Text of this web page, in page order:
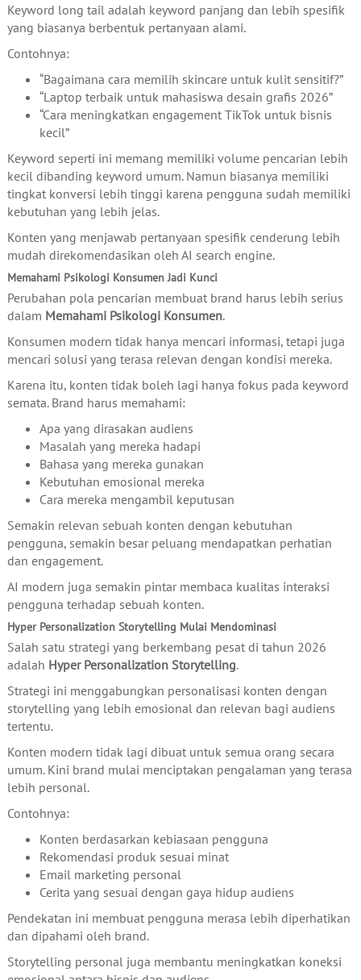
Keyword long tail adalah keyword panjang dan lebih spesifik
yang biasanya berbentuk pertanyaan alami.
Contohnya:
“Bagaimana cara memilih skincare untuk kulit sensitif?”
“Laptop terbaik untuk mahasiswa desain grafis 2026”
“Cara meningkatkan engagement TikTok untuk bisnis
kecil”
Keyword seperti ini memang memiliki volume pencarian lebih
kecil dibanding keyword umum. Namun biasanya memiliki
tingkat konversi lebih tinggi karena pengguna sudah memiliki
kebutuhan yang lebih jelas.
Konten yang menjawab pertanyaan spesifik cenderung lebih
mudah direkomendasikan oleh AI search engine.
Memahami Psikologi Konsumen Jadi Kunci
Perubahan pola pencarian membuat brand harus lebih serius
dalam Memahami Psikologi Konsumen.
Konsumen modern tidak hanya mencari informasi, tetapi juga
mencari solusi yang terasa relevan dengan kondisi mereka.
Karena itu, konten tidak boleh lagi hanya fokus pada keyword
semata. Brand harus memahami:
Apa yang dirasakan audiens
Masalah yang mereka hadapi
Bahasa yang mereka gunakan
Kebutuhan emosional mereka
Cara mereka mengambil keputusan
Semakin relevan sebuah konten dengan kebutuhan
pengguna, semakin besar peluang mendapatkan perhatian
dan engagement.
AI modern juga semakin pintar membaca kualitas interaksi
pengguna terhadap sebuah konten.
Hyper Personalization Storytelling Mulai Mendominasi
Salah satu strategi yang berkembang pesat di tahun 2026
adalah Hyper Personalization Storytelling.
Strategi ini menggabungkan personalisasi konten dengan
storytelling yang lebih emosional dan relevan bagi audiens
tertentu.
Konten modern tidak lagi dibuat untuk semua orang secara
umum. Kini brand mulai menciptakan pengalaman yang terasa
lebih personal.
Contohnya:
Konten berdasarkan kebiasaan pengguna
Rekomendasi produk sesuai minat
Email marketing personal
Cerita yang sesuai dengan gaya hidup audiens
Pendekatan ini membuat pengguna merasa lebih diperhatikan
dan dipahami oleh brand.
Storytelling personal juga membantu meningkatkan koneksi